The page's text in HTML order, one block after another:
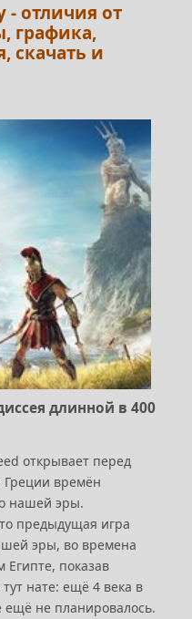
- отличия от
графика,
скачать и
длинной в 400
открывает перед
времён
нашей эры.
предыдущая игра
эры, во времена
показав
нате: ещё 4 века в
ещё не планировалось.